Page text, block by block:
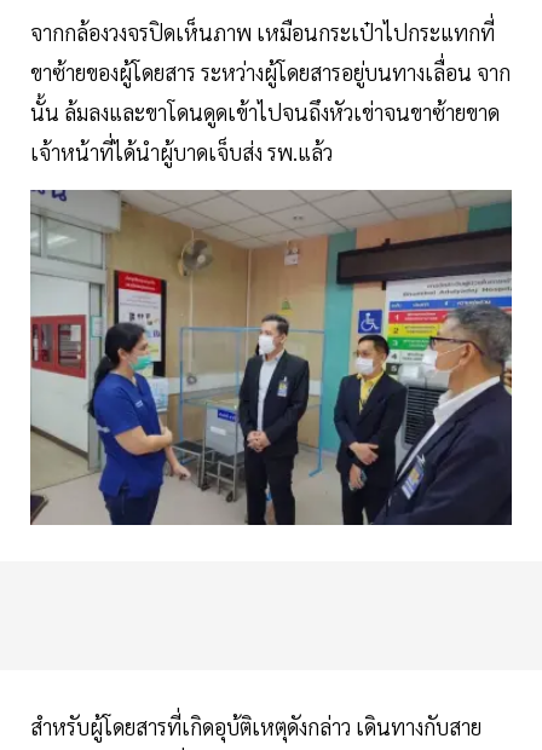
จากกล้องวงจรปิดเห็นภาพ เหมือนกระเป๋าไปกระแทกที่
ขาซ้ายของผู้โดยสาร ระหว่างผู้โดยสารอยู่บนทางเลื่อน จาก
นั้น ล้มลงและขาโดนดูดเข้าไปจนถึงหัวเข่าจนขาซ้ายขาด
เจ้าหน้าที่ได้นำผู้บาดเจ็บส่ง รพ.แล้ว
สำหรับผู้โดยสารที่เกิดอุบ้ติเหตุดังกล่าว เดินทางกับสาย